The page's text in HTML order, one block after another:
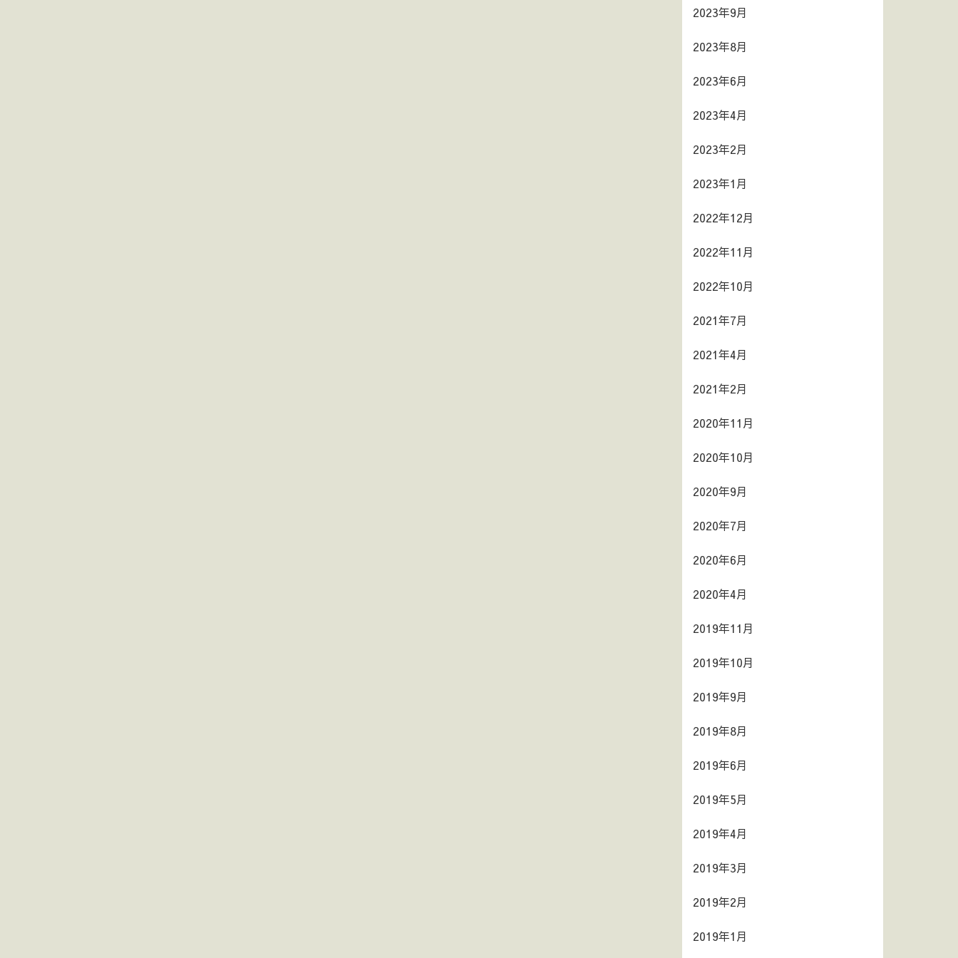
2023年9月
2023年8月
2023年6月
2023年4月
2023年2月
2023年1月
2022年12月
2022年11月
2022年10月
2021年7月
2021年4月
2021年2月
2020年11月
2020年10月
2020年9月
2020年7月
2020年6月
2020年4月
2019年11月
2019年10月
2019年9月
2019年8月
2019年6月
2019年5月
2019年4月
2019年3月
2019年2月
2019年1月